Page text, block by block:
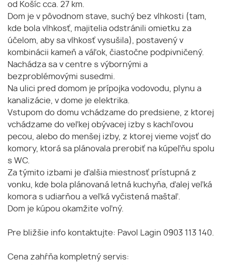
od Košíc cca. 27 km.
Dom je v pôvodnom stave, suchý bez vlhkosti (tam,
kde bola vlhkosť, majitelia odstránili omietku za
účelom, aby sa vlhkosť vysušila), postavený v
kombinácii kameň a váľok, čiastočne podpivničený.
Nachádza sa v centre s výbornými a
bezproblémovými susedmi.
Na ulici pred domom je prípojka vodovodu, plynu a
kanalizácie, v dome je elektrika.
Vstupom do domu vchádzame do predsiene, z ktorej
vchádzame do veľkej obývacej izby s kachľovou
pecou, alebo do menšej izby, z ktorej vieme vojsť do
komory, ktorá sa plánovala prerobiť na kúpeľňu spolu
s WC.
Za týmito izbami je ďalšia miestnosť prístupná z
vonku, kde bola plánovaná letná kuchyňa, ďalej veľká
komora s udiarňou a veľká vyčistená maštaľ.
Dom je kúpou okamžite voľný.
Pre bližšie info kontaktujte: Pavol Lagin 0903 113 140.
Cena zahŕňa kompletný servis: